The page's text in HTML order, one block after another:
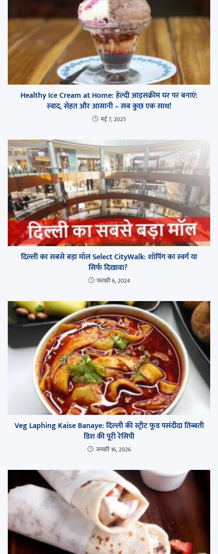
Healthy Ice Cream at Home: हेल्दी आइसक्रीम घर पर बनाएं:
स्वाद, सेहत और आसानी – सब कुछ एक साथ!
मई 7, 2025
दिल्ली का सबसे बड़ा मॉल Select CityWalk: शॉपिंग का स्वर्ग या
सिर्फ दिखावा?
फ़रवरी 6, 2024
Veg Laphing Kaise Banaye: दिल्ली की स्ट्रीट फूड पसंदीदा तिब्बती
डिश की पूरी रेसिपी
जनवरी 16, 2026